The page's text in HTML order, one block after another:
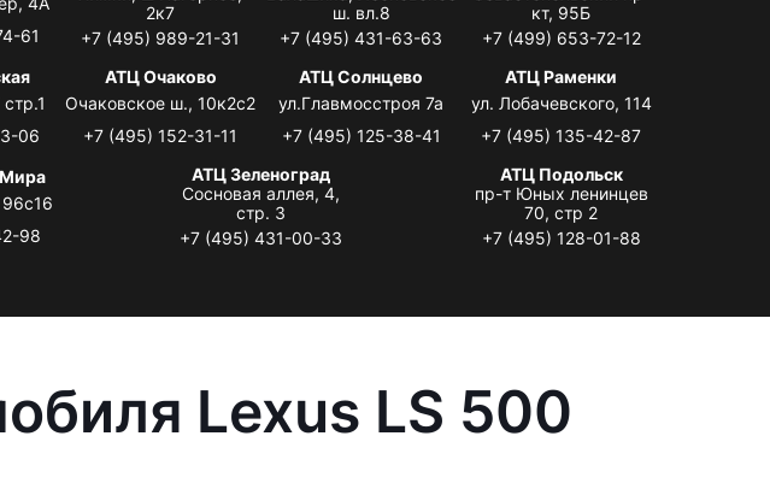
61
2к7
+7 (495) 989-21-31
ш. вл.8
+7 (495) 431-63-63
кт, 95Б
+7 (499) 653-72-12
06
АТЦ Очаково
Очаковское ш., 10к2с2
+7 (495) 152-31-11
АТЦ Солнцево
ул.Главмосстроя 7а
+7 (495) 125-38-41
АТЦ Раменки
ул. Лобачевского, 114
+7 (495) 135-42-87
98
АТЦ Зеленоград
Сосновая аллея, 4,
стр. 3
+7 (495) 431-00-33
АТЦ Подольск
пр-т Юных ленинцев
70, стр 2
+7 (495) 128-01-88
Lexus LS 500